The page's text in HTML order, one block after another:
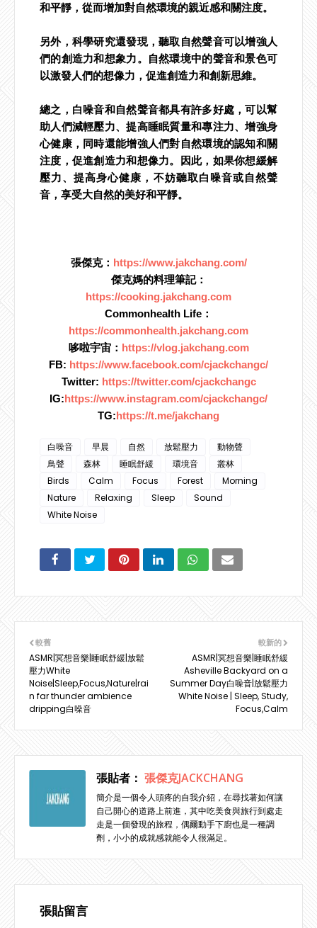
和平靜，從而增加對自然環境的親近感和關注度。
另外，科學研究還發現，聽取自然聲音可以增強人
們的創造力和想象力。自然環境中的聲音和景色可
以激發人們的想像力，促進創造力和創新思維。
總之，白噪音和自然聲音都具有許多好處，可以幫
助人們減輕壓力、提高睡眠質量和專注力、增強身
心健康，同時還能增強人們對自然環境的認知和關
注度，促進創造力和想像力。因此，如果你想緩解
壓力、提高身心健康，不妨聽取白噪音或自然聲
音，享受大自然的美好和平靜。
張傑克： https://www.jakchang.com/
傑克媽的料理筆記：
https://cooking.jakchang.com
Commonhealth Life：
https://commonhealth.jakchang.com
哆啦宇宙： https://vlog.jakchang.com
FB: https://www.facebook.com/cjackchangc/
Twitter: https://twitter.com/cjackchangc
IG:https://www.instagram.com/cjackchangc/
TG:https://t.me/jakchang
白噪音 早晨 自然 放鬆壓力
動物聲
鳥聲
森林 睡眠舒緩 環境音
叢林
Birds
Calm Focus Forest
Morning
Nature
Relaxing Sleep
Sound
White Noise
較新的
ASMR|冥想音樂|睡眠舒緩
Asheville Backyard on a
Summer Day白噪音|放鬆壓力
White Noise | Sleep, Study,
Focus,Calm
較舊
ASMR|冥想音樂|睡眠舒緩|放鬆
壓力White
Noise|Sleep,Focus,Nature|rai
n far thunder ambience
dripping白噪音
張貼者： 張傑克JACKCHANG
簡介是一個令人頭疼的自我介紹，在尋找著如何讓
自己開心的道路上前進，其中吃美食與旅行到處走
走是一個發現的旅程，偶爾動手下廚也是一種調
劑，小小的成就感就能令人很滿足。
張貼留言